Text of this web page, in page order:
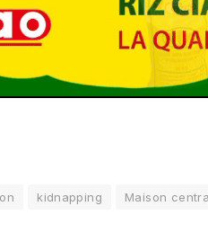
kidnapping Maison